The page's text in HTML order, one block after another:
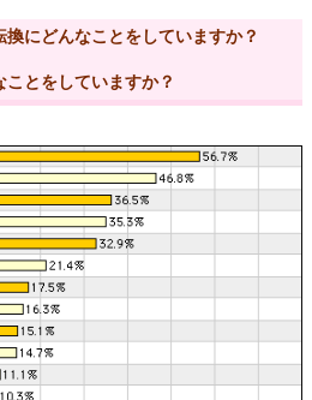
にどんなことをしていますか？
とをしていますか？